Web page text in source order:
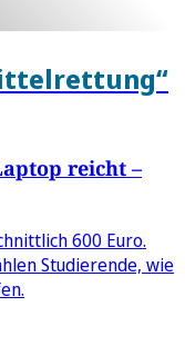
reicht –
600 Euro.
Studierende, wie